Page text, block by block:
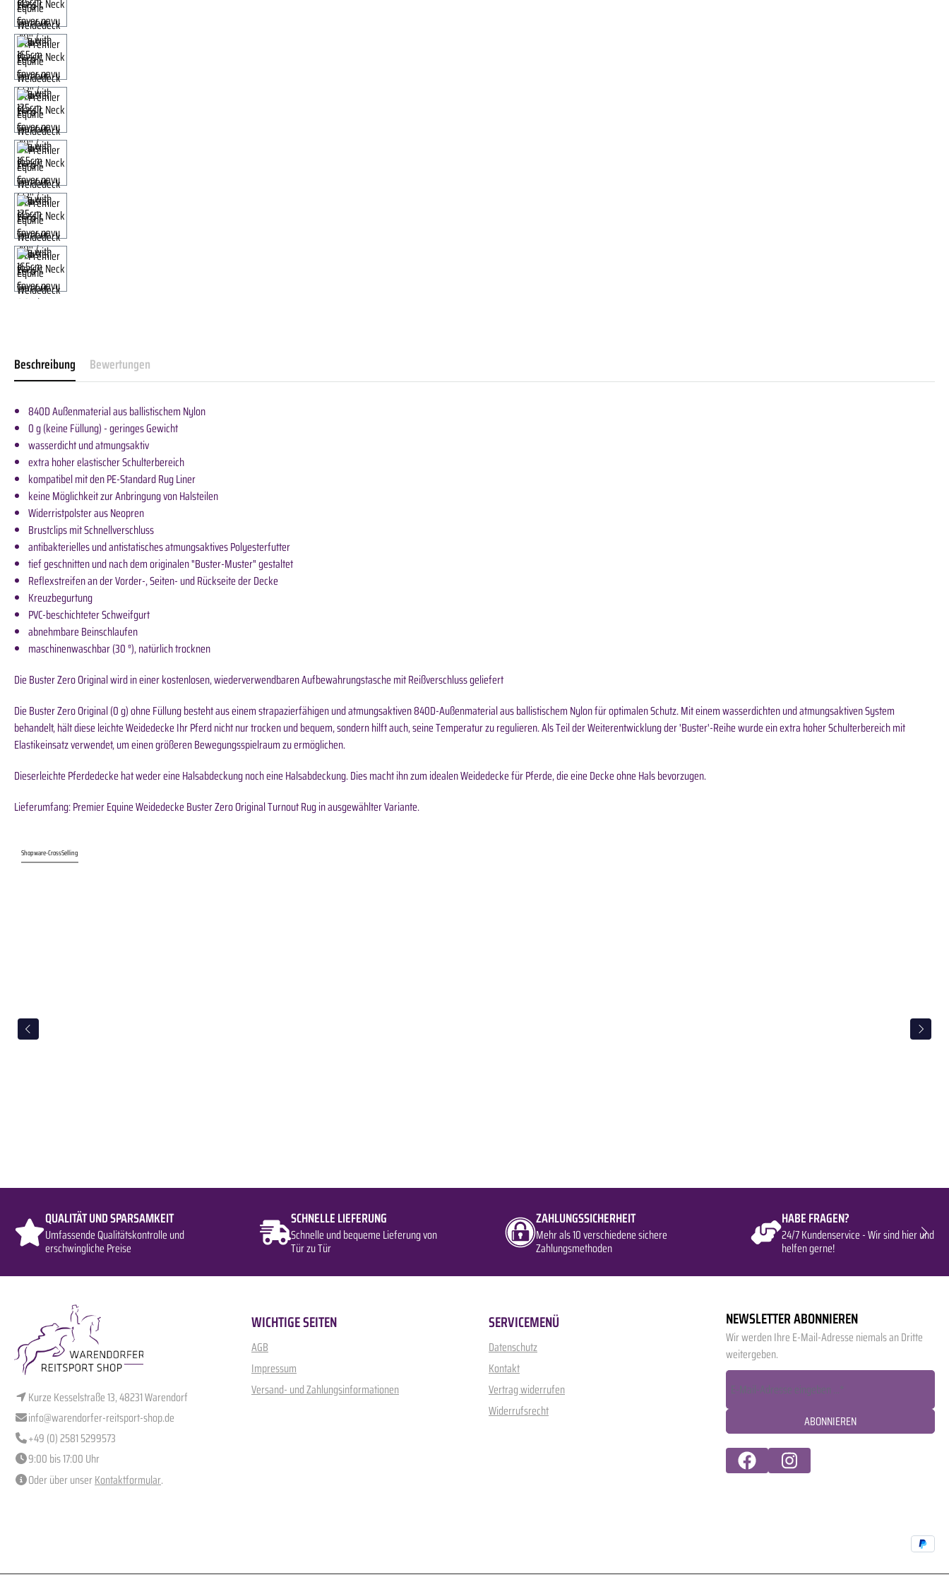
Beschreibung Bewertungen
840D Außenmaterial aus ballistischem Nylon
0 g (keine Füllung) - geringes Gewicht
wasserdicht und atmungsaktiv
extra hoher elastischer Schulterbereich
kompatibel mit den PE-Standard Rug Liner
keine Möglichkeit zur Anbringung von Halsteilen
Widerristpolster aus Neopren
Brustclips mit Schnellverschluss
antibakterielles und antistatisches atmungsaktives Polyesterfutter
tief geschnitten und nach dem originalen "Buster-Muster" gestaltet
Reflexstreifen an der Vorder-, Seiten- und Rückseite der Decke
Kreuzbegurtung
PVC-beschichteter Schweifgurt
abnehmbare Beinschlaufen
maschinenwaschbar (30 °), natürlich trocknen
Die Buster Zero Original wird in einer kostenlosen, wiederverwendbaren Aufbewahrungstasche mit Reißverschluss geliefert
Die Buster Zero Original (0 g) ohne Füllung besteht aus einem strapazierfähigen und atmungsaktiven 840D-Außenmaterial aus ballistischem Nylon für optimalen Schutz. Mit einem wasserdichten und atmungsaktiven System
behandelt, hält diese leichte Weidedecke Ihr Pferd nicht nur trocken und bequem, sondern hilft auch, seine Temperatur zu regulieren. Als Teil der Weiterentwicklung der 'Buster'-Reihe wurde ein extra hoher Schulterbereich mit
Elastikeinsatz verwendet, um einen größeren Bewegungsspielraum zu ermöglichen.
Dieserleichte Pferdedecke hat weder eine Halsabdeckung noch eine Halsabdeckung. Dies macht ihn zum idealen Weidedecke für Pferde, die eine Decke ohne Hals bevorzugen.
Lieferumfang: Premier Equine Weidedecke Buster Zero Original Turnout Rug in ausgewählter Variante.
Shopware-CrossSelling
QUALITÄT UND SPARSAMKEIT
Umfassende Qualitätskontrolle und
erschwingliche Preise
SCHNELLE LIEFERUNG
Schnelle und bequeme Lieferung von
Tür zu Tür
ZAHLUNGSSICHERHEIT
Mehr als 10 verschiedene sichere
Zahlungsmethoden
HABE FRAGEN?
24/7 Kundenservice - Wir sind hier und
helfen gerne!
Kurze Kesselstraße 13, 48231 Warendorf
info@warendorfer-reitsport-shop.de
+49 (0) 2581 5299573
9:00 bis 17:00 Uhr
Oder über unserKontaktformular.
WICHTIGE SEITEN
AGB
Impressum
Versand- und Zahlungsinformationen
SERVICEMENÜ
Datenschutz
Kontakt
Vertrag widerrufen
Widerrufsrecht
NEWSLETTER ABONNIEREN
Wir werden Ihre E-Mail-Adresse niemals an Dritte
weitergeben.
ABONNIEREN